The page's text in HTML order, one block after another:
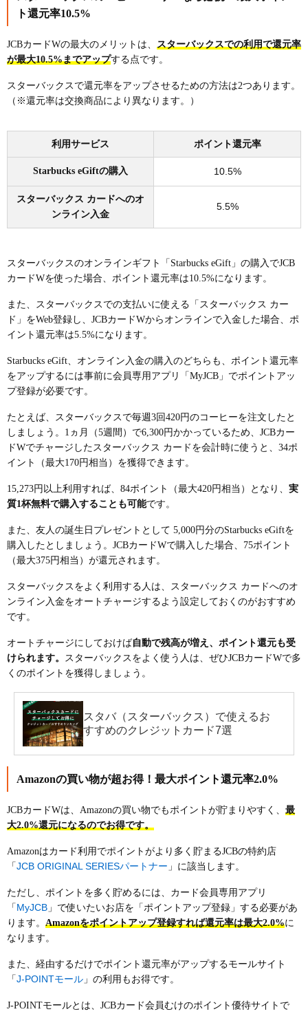
ト還元率10.5%
JCBカードWの最大のメリットは、
スターバックスでの利用で還元率
が最大10.5%までアップする点です。
スターバックスで還元率をアップさせるための方法は2つあります。
（※還元率は交換商品により異なります。）
利用サービス ポイント還元率
Starbucks eGiftの購入 10.5%
スターバックス カードへのオ
ンライン入金
5.5%
スターバックスのオンラインギフト「Starbucks eGift」の購入でJCB
カードWを使った場合、ポイント還元率は10.5%になります。
また、スターバックスでの支払いに使える「スターバックス カー
ド」をWeb登録し、JCBカードWからオンラインで入金した場合、ポ
イント還元率は5.5%になります。
Starbucks eGift、オンライン入金の購入のどちらも、ポイント還元率
をアップするには事前に会員専用アプリ「MyJCB」でポイントアッ
プ登録が必要です。
たとえば、スターバックスで毎週3回420円のコーヒーを注文したと
しましょう。1ヵ月（5週間）で6,300円かかっているため、JCBカー
ドWでチャージしたスターバックス カードを会計時に使うと、34ポ
イント（最大170円相当）を獲得できます。
15,273円以上利用すれば、84ポイント（最大420円相当）となり、 実
質1杯無料で購入することも可能です。
また、友人の誕生日プレゼントとして 5,000円分のStarbucks eGiftを
購入したとしましょう。JCBカードWで購入した場合、75ポイント
（最大375円相当）が還元されます。
スターバックスをよく利用する人は、スターバックス カードへのオ
ンライン入金をオートチャージするよう設定しておくのがおすすめ
です。
オートチャージにしておけば自動で残高が増え、ポイント還元も受
けられます。
スターバックスをよく使う人は、ぜひJCBカードWで多
くのポイントを獲得しましょう。
スタバ（スターバックス）で使えるお
すすめのクレジットカード7選
Amazonの買い物が超お得！最大ポイント還元率2.0%
JCBカードWは、Amazonの買い物でもポイントが貯まりやすく、 最
大2.0%還元になるのでお得です。
Amazonはカード利用でポイントがより多く貯まるJCBの特約店
「 JCB ORIGINAL SERIESパートナー 」に該当します。
ただし、ポイントを多く貯めるには、カード会員専用アプリ
「 MyJCB 」で使いたいお店を「ポイントアップ登録」する必要があ
ります。 Amazonをポイントアップ登録すれば還元率は最大2.0%に
なります。
また、経由するだけでポイント還元率がアップするモールサイト
「 J-POINTモール 」の利用もお得です。
J-POINTモールとは、JCBカード会員むけのポイント優待サイトで